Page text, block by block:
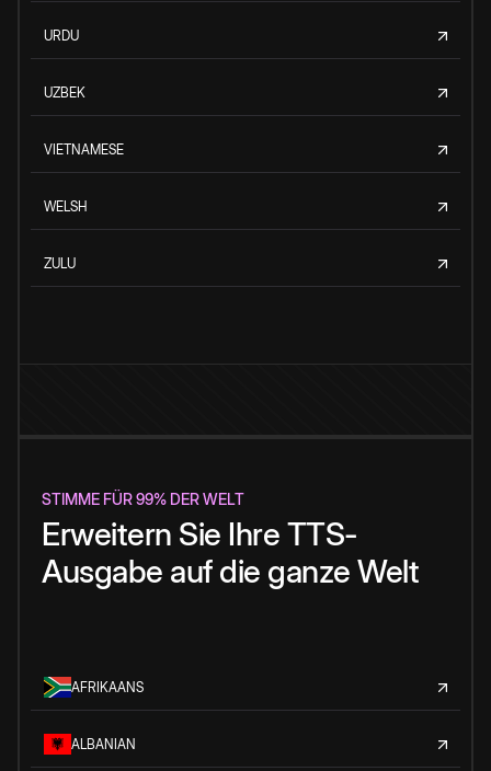
URDU
UZBEK
VIETNAMESE
WELSH
ZULU
STIMME FÜR 99% DER WELT
Erweitern Sie Ihre TTS-
Ausgabe auf die ganze Welt
AFRIKAANS
ALBANIAN